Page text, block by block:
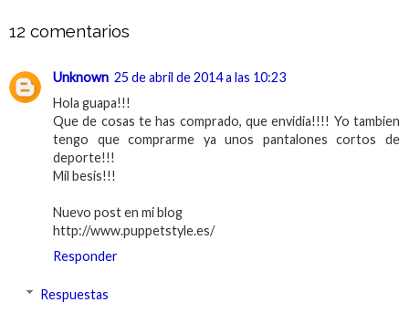
12 comentarios
Unknown 25 de abril de 2014 a las 10:23
Hola guapa!!!
Que de cosas te has comprado, que envidia!!!! Yo tambien
tengo que comprarme ya unos pantalones cortos de
deporte!!!
Mil besis!!!
Nuevo post en mi blog
http://www.puppetstyle.es/
Responder
Respuestas